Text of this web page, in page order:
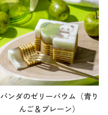
パンダのゼリーバウム（青り
んご＆プレーン）